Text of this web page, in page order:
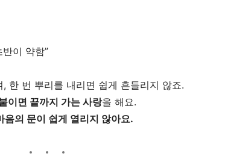
이 약함”
한 번 뿌리를 내리면 쉽게 흔들리지 않죠.
이면 끝까지 가는 사랑을 해요.
음의 문이 쉽게 열리지 않아요.